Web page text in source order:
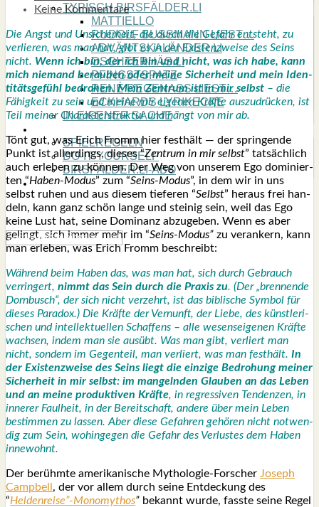
TYPISCH BIRSFÄLDER.LI
MATTIELLO
RUDOLF BUSS­MANN LIEST…
ADVÄNTSKALÄNDER.LI
OSCHTERHÄS.LI
PFINGST­SPATZ
RENÉ REGEN­ASS LIEST…
ECK­HARDS LYRIK­ECKE
IN EIGE­NER SACHE
SPIEL­RE­GELN
DO-IT-YOUR­S­ELF
BIRSFÄLDER.LI-ABO
SHOUT­BOX
Keine Kommentare
Die Angst und Unsi­cher­heit, die durch die Gefahr ent­steht, zu
ver­lie­ren, was man hat, gibt es in der Exis­ten­z­wei­se des Seins
nicht. Wenn ich bin, der ich bin und nicht, was ich habe, kann
mich nie­mand berau­ben oder mei­ne Sicher­heit und mein Iden­
ti­täts­ge­fühl bedro­hen. Mein Zen­trum ist in mir selbst – die
Fähig­keit zu sein und mei­ne mir eige­nen Kräf­te aus­zu­drü­cken, ist
Teil mei­ner Cha­rak­ter­struk­tur und hängt von mir ab.
Tönt gut, was Erich Fromm hier fest­hält — der sprin­gen­de
Punkt ist aller­dings, die­ses “Zen­trum in mir selbst” tat­säch­lich
auch erle­ben zu kön­nen. Der Weg von unse­rem Ego domi­nier­
ten “Haben-Modus” zum “Seins-Modus”, in dem wir in uns
selbst ruhen und aus die­sem tie­fe­ren “Selbst” her­aus frei han­
deln, kann ganz schön lan­ge und stei­nig sein, weil das Ego
kei­ne Lust hat, sei­ne Domi­nanz abzu­ge­ben. Wenn es aber
gelingt, sich immer mehr im “Seins-Modus” zu ver­an­kern, kann
man erle­ben, was Erich Fromm beschreibt:
Wäh­rend beim Haben das, was man hat, sich durch Gebrauch
ver­rin­gert, nimmt das Sein durch die Pra­xis zu. (Der „bren­nen­de
Dorn­busch“, der sich nicht ver­zehrt, ist das bibli­sche Sym­bol für
die­ses Para­dox.) Die Kräf­te der Ver­nunft, der Lie­be, des künst­le­ri­
schen und intel­lek­tu­el­len Schaf­fens – alle wesens­ei­ge­nen Kräf­te
wach­sen, indem man sie aus­übt. Was man gibt, ver­liert man
nicht, son­dern im Gegen­teil, man ver­liert, was man fest­hält. In
der Exis­ten­z­wei­se des Seins liegt die ein­zi­ge Bedro­hung mei­ner
Sicher­heit in mir selbst: im man­geln­den Glau­ben an das Leben
und an mei­ne pro­duk­ti­ven Kräf­te, in regres­si­ven Ten­den­zen, in
inne­rer Faul­heit, in der Bereit­schaft, ande­re über mein Leben
bestim­men zu las­sen. Aber die­se Gefah­ren gehö­ren nicht not­wen­
dig zum Sein, wohin­ge­gen die Gefahr des Ver­lus­tes dem Haben
inne­wohnt.
Der berühm­te ame­ri­ka­ni­sche Mytho­lo­gie-For­scher Joseph
Camp­bell , der vor allem durch sei­ne Ent­de­ckung des
“Heldenreise”-Monomythos” bekannt wur­de, fass­te sei­ne Regel